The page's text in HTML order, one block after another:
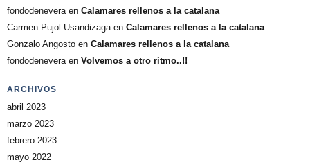
fondodenevera en Calamares rellenos a la catalana
Carmen Pujol Usandizaga en Calamares rellenos a la catalana
Gonzalo Angosto en Calamares rellenos a la catalana
fondodenevera en Volvemos a otro ritmo..!!
ARCHIVOS
abril 2023
marzo 2023
febrero 2023
mayo 2022